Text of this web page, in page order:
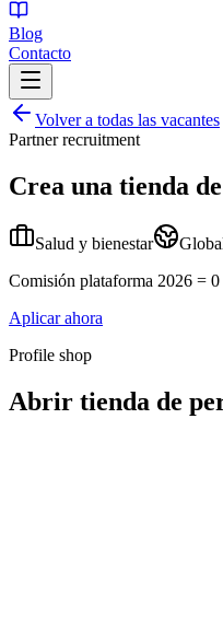
Blog
Contacto
Volver a todas las vacantes
Partner recruitment
Crea una tienda
Salud y bienestar
Comisión plataforma 2026 = 0
Aplicar ahora
Profile shop
Abrir tienda de